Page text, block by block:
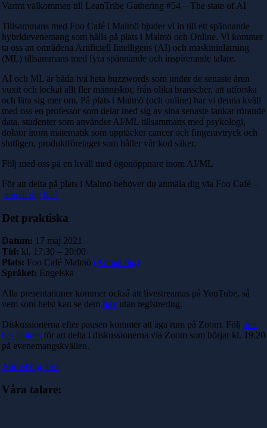
Varmt välkommen till LeanTribe Gathering #54 – The state of AI
Tillsammans med Foo Café i Malmö bjuder vi in till ett spännande
hybridevenemang som hålls på plats i Malmö och Online. Vi kommer
ta oss an områdena Artificiell Intelligens (AI) och maskininlärning
(ML) tillsammans med fyra spännande och inspirerande talare.
AI och ML är båda två heta buzzwords som under de senaste åren
vuxit och lockat allt fler människor, från olika branscher, att utforska
och lära sig mer om. På plats i Malmö (och online) har vi denna kväll
med oss en professor som delar med sig av sina senaste tankar rörande
data, studenter som använder AI/ML tillsammans med psykologi,
doktor inom matematik som upptäcker cancer och fingeravtryck och
slutligen, produktföretaget som håller vår kod säker.
Följ med oss ​​på en kväll med ögonöppnare inom AI/ML
För att delta på plats i Malmö behöver du anmäla dig via Foo Café –
anmäl dig här!
Det praktiska
Datum: 17 maj 2021
Tid: kl. 17:30 – 20:00
Plats: Foo Café Malmö (Anmäl dig)
Språket: Engelska
Alla presentationer kommer också att livestreamas på YouTube, så
vem som helst kan se dem här utan registrering.
Diskussionerna efter pausen kommer att äga rum på Zoom. Följ den
här länken för att delta i diskussionerna via Zoom som börjar kl. 19.20
på evenemangskvällen.
Anmäl dig här!
Våra talare: